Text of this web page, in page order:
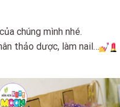
chúng mình nhé.
thảo dược, làm nail…